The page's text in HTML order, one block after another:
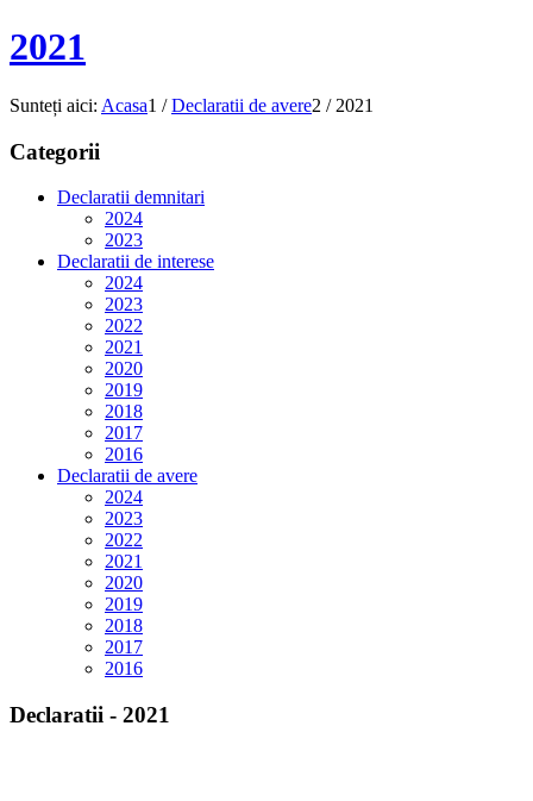
2021
Sunteți aici: Acasa1 / Declaratii de avere2 / 2021
Categorii
Declaratii demnitari
2024
2023
Declaratii de interese
2024
2023
2022
2021
2020
2019
2018
2017
2016
Declaratii de avere
2024
2023
2022
2021
2020
2019
2018
2017
2016
Declaratii - 2021